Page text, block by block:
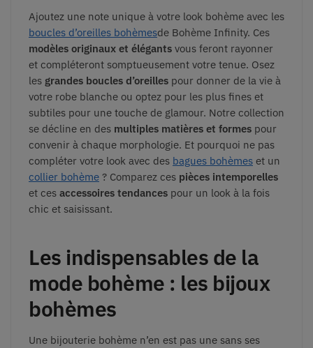
Ajoutez une note unique à votre look bohème avec les
boucles d’oreilles bohèmesde Bohème Infinity. Ces
modèles originaux et élégants vous feront rayonner
et compléteront somptueusement votre tenue. Osez
les grandes boucles d’oreilles pour donner de la vie à
votre robe blanche ou optez pour les plus fines et
subtiles pour une touche de glamour. Notre collection
se décline en des multiples matières et formes pour
convenir à chaque morphologie. Et pourquoi ne pas
compléter votre look avec des bagues bohèmes et un
collier bohème ? Comparez ces pièces intemporelles
et ces accessoires tendances pour un look à la fois
chic et saisissant.
Les indispensables de la
mode bohème : les bijoux
bohèmes
Une bijouterie bohème n’en est pas une sans ses